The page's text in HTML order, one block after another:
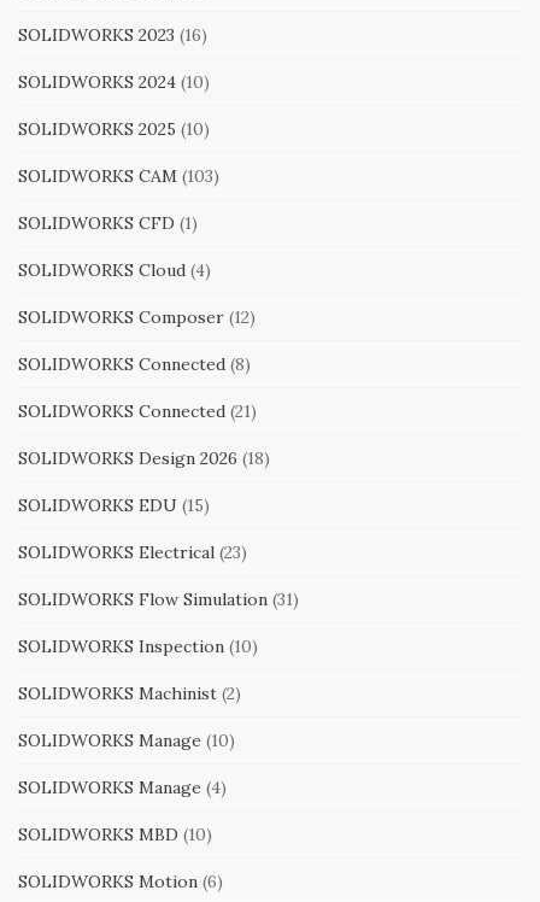
SOLIDWORKS 2023 (16)
SOLIDWORKS 2024 (10)
SOLIDWORKS 2025 (10)
SOLIDWORKS CAM (103)
SOLIDWORKS CFD (1)
SOLIDWORKS Cloud (4)
SOLIDWORKS Composer (12)
SOLIDWORKS Connected (8)
SOLIDWORKS Connected (21)
SOLIDWORKS Design 2026 (18)
SOLIDWORKS EDU (15)
SOLIDWORKS Electrical (23)
SOLIDWORKS Flow Simulation (31)
SOLIDWORKS Inspection (10)
SOLIDWORKS Machinist (2)
SOLIDWORKS Manage (10)
SOLIDWORKS Manage (4)
SOLIDWORKS MBD (10)
SOLIDWORKS Motion (6)